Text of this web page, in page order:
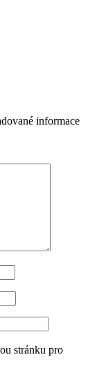
informace
stránku pro